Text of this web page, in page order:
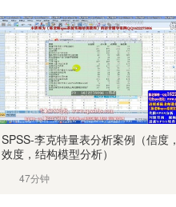
SPSS-李克特量表分析案例（信度，
效度，结构模型分析）
47分钟